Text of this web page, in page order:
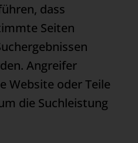
dass
Seiten
Angreifer
Website oder Teile
die Suchleistung